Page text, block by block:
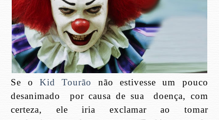
Se oKid Tourão
não estivesse um pouco
desanimado
por causa de sua
doença, com
certeza, ele iria exclamar ao tomar